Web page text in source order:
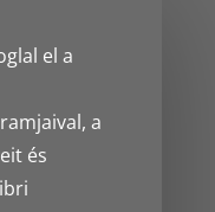
el a
a
és